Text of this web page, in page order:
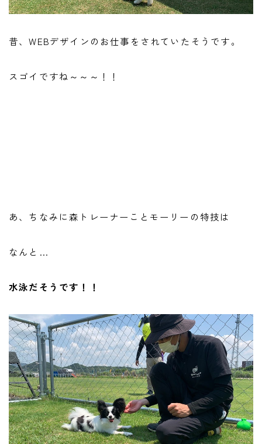
昔、WEBデザインのお仕事をされていたそうです。
スゴイですね～～～！！
あ、ちなみに森トレーナーことモーリーの特技は
なんと…
水泳だそうです！！